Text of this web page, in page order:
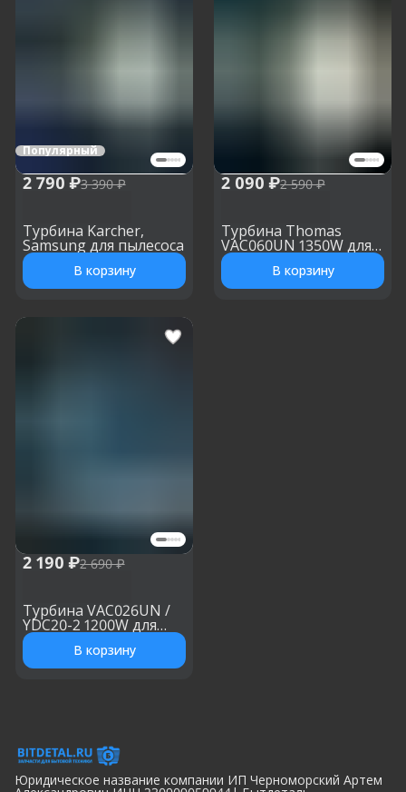
Популярный
2 790 ₽3 390 ₽
Турбина Karcher,
Samsung для пылесоса
В корзину
2 090 ₽2 590 ₽
Турбина Thomas
VAC060UN 1350W для
моющего пылесоса, h:
130 мм, d: 134 мм
В корзину
2 190 ₽2 690 ₽
Турбина VAC026UN /
YDC20-2 1200W для
моющего пылесоса, h:
176 мм, d: 143 мм
В корзину
Юридическое название компании ИП Черноморский Артем